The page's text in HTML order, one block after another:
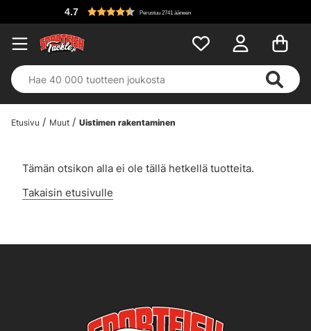
4.7 Perustuu 2741 ääneen
Etusivu Muut Uistimen rakentaminen
Tämän otsikon alla ei ole tällä hetkellä tuotteita.
Takaisin etusivulle